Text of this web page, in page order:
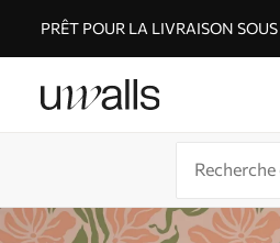
PRÊT POUR LA LIVRAISON SOUS